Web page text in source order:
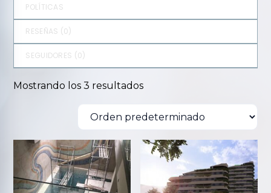
POLÍTICAS
RESEÑAS (0 )
SEGUIDORES (0 )
Mostrando los 3 resultados